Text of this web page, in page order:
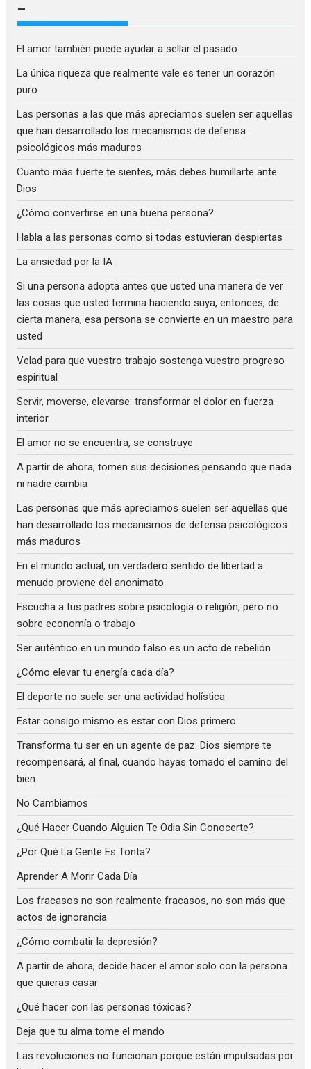
–
El amor también puede ayudar a sellar el pasado
La única riqueza que realmente vale es tener un corazón
puro
Las personas a las que más apreciamos suelen ser aquellas
que han desarrollado los mecanismos de defensa
psicológicos más maduros
Cuanto más fuerte te sientes, más debes humillarte ante
Dios
¿Cómo convertirse en una buena persona?
Habla a las personas como si todas estuvieran despiertas
La ansiedad por la IA
Si una persona adopta antes que usted una manera de ver
las cosas que usted termina haciendo suya, entonces, de
cierta manera, esa persona se convierte en un maestro para
usted
Velad para que vuestro trabajo sostenga vuestro progreso
espiritual
Servir, moverse, elevarse: transformar el dolor en fuerza
interior
El amor no se encuentra, se construye
A partir de ahora, tomen sus decisiones pensando que nada
ni nadie cambia
Las personas que más apreciamos suelen ser aquellas que
han desarrollado los mecanismos de defensa psicológicos
más maduros
En el mundo actual, un verdadero sentido de libertad a
menudo proviene del anonimato
Escucha a tus padres sobre psicología o religión, pero no
sobre economía o trabajo
Ser auténtico en un mundo falso es un acto de rebelión
¿Cómo elevar tu energía cada día?
El deporte no suele ser una actividad holística
Estar consigo mismo es estar con Dios primero
Transforma tu ser en un agente de paz: Dios siempre te
recompensará, al final, cuando hayas tomado el camino del
bien
No Cambiamos
¿Qué Hacer Cuando Alguien Te Odia Sin Conocerte?
¿Por Qué La Gente Es Tonta?
Aprender A Morir Cada Día
Los fracasos no son realmente fracasos, no son más que
actos de ignorancia
¿Cómo combatir la depresión?
A partir de ahora, decide hacer el amor solo con la persona
que quieras casar
¿Qué hacer con las personas tóxicas?
Deja que tu alma tome el mando
Las revoluciones no funcionan porque están impulsadas por